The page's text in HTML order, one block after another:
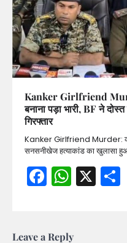
Kanker Girlfriend
बनाना पड़ा भारी, BF ने
गिरफ्तार
Kanker Girlfriend Murder:
सनसनीखेज हत्याकांड का खुलासा
Facebook
X
Leave a Reply